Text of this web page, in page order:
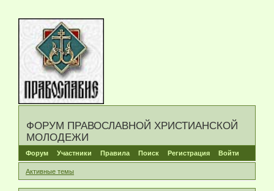
ФОРУМ ПРАВОСЛАВНОЙ ХРИСТИАНСКОЙ
МОЛОДЕЖИ
Форум Участники Правила Поиск Регистрация Войти
Активные темы